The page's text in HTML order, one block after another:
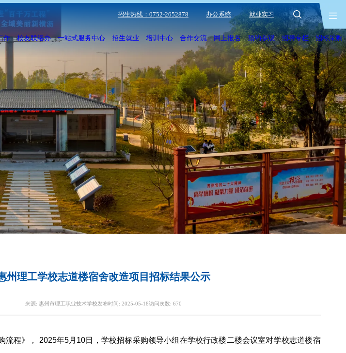
招生热线：0752-2652878 办公系统 就业实习
作 校友联络办 一站式服务中心 招生就业 培训中心 合作交流 网上报名 预约参观 招聘专栏 招标采购
州理工学校志道楼宿舍改造项目招标结果公示
来源: 惠州市理工职业技术学校发布时间: 2025-05-18访问次数: 670
流程》， 2025年5月10日，学校招标采购领导小组在学校行政楼二楼会议室对学校志道楼宿